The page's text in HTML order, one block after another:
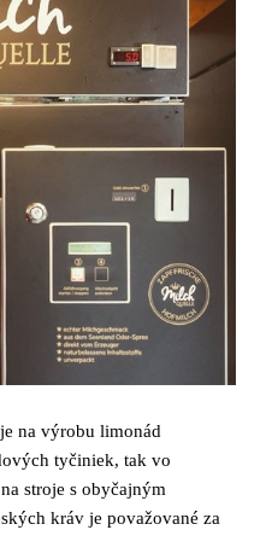
na výrobu limonád
tyčiniek, tak vo
stroje s obyčajným
kráv je považované za